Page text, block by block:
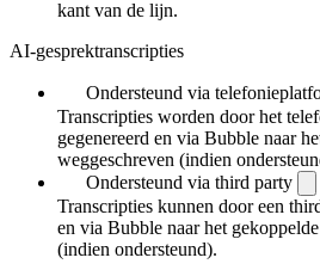
kant van de lijn.
AI-gesprektranscripties
Ondersteund via
Transcripties worden door het
gegenereerd en via Bubble naar
weggeschreven (indien
Ondersteund via third party
Transcripties kunnen door een
en via Bubble naar het
(indien ondersteund).